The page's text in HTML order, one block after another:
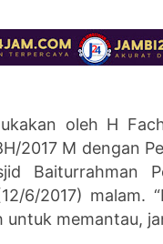
oleh H
2017 M dengan
Baiturrahman
6/2017) malam.
untuk memantau,